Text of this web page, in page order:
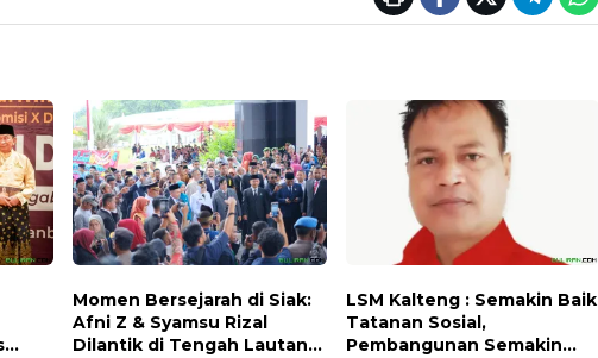
Momen Bersejarah di Siak:
Afni Z & Syamsu Rizal
Dilantik di Tengah Lautan
LSM Kalteng : Semakin Baik
Tatanan Sosial,
Pembangunan Semakin